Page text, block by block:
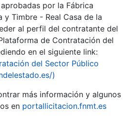
por la Fábrica
y Timbre - Real Casa de la
al perfil del contratante del
de Contratación del
en el siguiente link:
del Sector Público
)
más información y algunos
en portallicitacion.fnmt.es